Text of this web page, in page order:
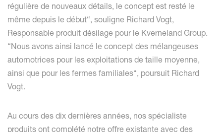
régulière de nouveaux détails, le concept est resté le
même depuis le début“, souligne Richard Vogt,
Responsable produit désilage pour le Kverneland Group.
“Nous avons ainsi lancé le concept des mélangeuses
automotrices pour les exploitations de taille moyenne,
ainsi que pour les fermes familiales“, poursuit Richard
Vogt.
Au cours des dix dernières années, nos spécialiste
produits ont complété notre offre existante avec des